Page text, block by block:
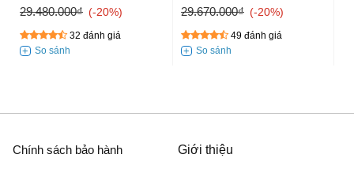
29.480.000₫
-20%
32 đánh giá
29.670.000₫
-20%
49 đánh giá
Chính sách bảo hành Giới thiệu